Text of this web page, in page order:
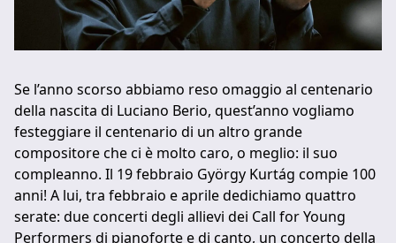
Se l’anno scorso abbiamo reso omaggio al centenario
della nascita di Luciano Berio, quest’anno vogliamo
festeggiare il centenario di un altro grande
compositore che ci è molto caro, o meglio: il suo
compleanno. Il 19 febbraio György Kurtág compie 100
anni! A lui, tra febbraio e aprile dedichiamo quattro
serate: due concerti degli allievi dei Call for Young
Performers di pianoforte e di canto, un concerto della